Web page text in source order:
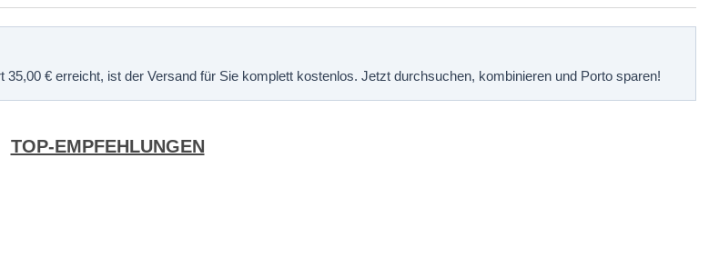
€ erreicht, ist der Versand für Sie komplett kostenlos. Jetzt durchsuchen, kombinieren und Porto sparen!
TOP-EMPFEHLUNGEN